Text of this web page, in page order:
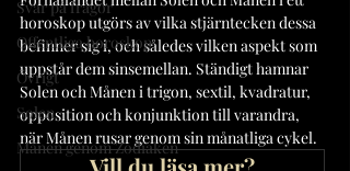
Svar på frågor
Offentliga horoskop
Övrigt
Solen
Månen genom Zodiaken
horoskop utgörs av vilka stjärntecken dessa
befinner sig i, och således vilken aspekt som
uppstår dem sinsemellan. Ständigt hamnar
Solen och Månen i trigon, sextil, kvadratur,
opposition och konjunktion till varandra,
när Månen rusar genom sin månatliga cykel.